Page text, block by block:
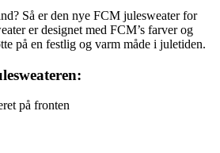
Så er den nye FCM julesweater for
er designet med FCM’s farver og
på en festlig og varm måde i juletiden.
på fronten